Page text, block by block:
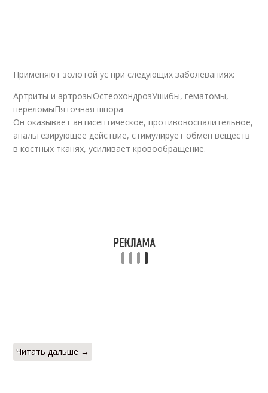
Применяют золотой ус при следующих заболеваниях:
Артриты и артрозыОстеохондрозУшибы, гематомы,
переломыПяточная шпора
Он оказывает антисептическое, противовоспалительное,
анальгезирующее действие, стимулирует обмен веществ
в костных тканях, усиливает кровообращение.
Читать дальше →